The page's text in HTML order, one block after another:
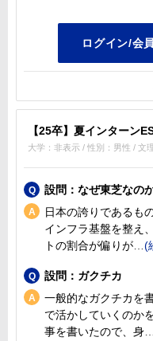
【25卒】夏インターン
大学：非表示 / 性別：男性 / 文
設問：なぜ東芝なのか
日本の誇りであるも
インフラ基盤を整え
トの割合が偏りが
設問：ガクチカ
一般的なガクチカを
で活かしていくのか
事を書いたので、身